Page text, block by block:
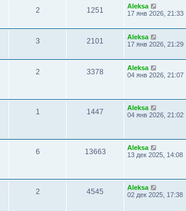
2 1251
Aleksa
17 янв 2026, 21:33
3 2101
Aleksa
17 янв 2026, 21:29
2 3378
Aleksa
04 янв 2026, 21:07
1 1447
Aleksa
04 янв 2026, 21:02
6 13663
Aleksa
13 дек 2025, 14:08
2 4545
Aleksa
02 дек 2025, 17:38